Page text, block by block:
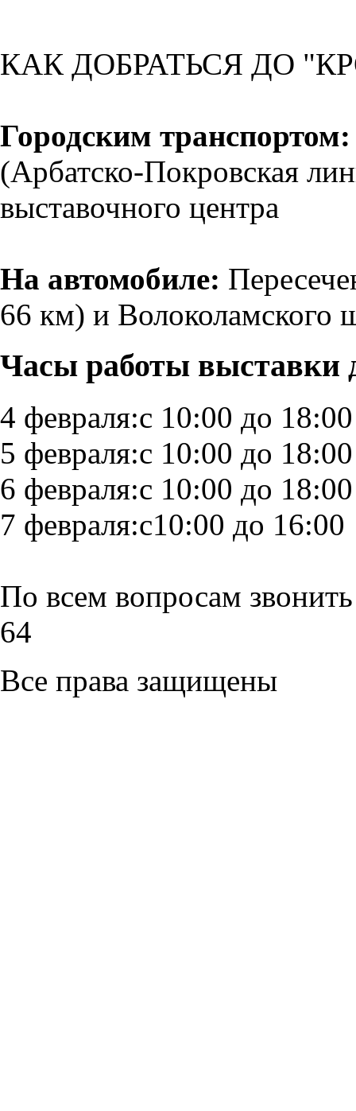
КАК ДОБРАТЬСЯ ДО
Городским транспортом:
(Арбатско-Покровская
выставочного центра
На автомобиле:
66 км) и Волоколамского
Часы работы выставки
4 февраля:с 10:00 до 18:00
5 февраля:с 10:00 до 18:00
6 февраля:с 10:00 до 18:00
7 февраля:с10:00 до 16:00
По всем вопросам
64
Все права защищены